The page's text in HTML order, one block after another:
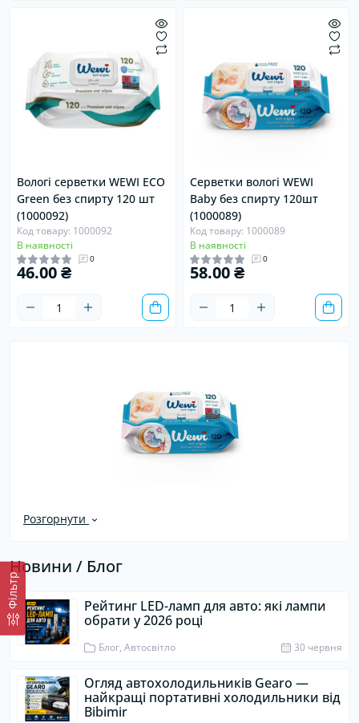
Фiльтр
Вологі серветки WEWI ECO
Green без спирту 120 шт
(1000092)
Код товару: 1000092
В наявності
0
46.00 ₴
Серветки вологі WEWI
Baby без спирту 120шт
(1000089)
Код товару: 1000089
В наявності
0
58.00 ₴
Розгорнути
Новини / Блог
Рейтинг LED-ламп для авто: які лампи
обрати у 2026 році
Блог, Автосвітло 30 червня
Огляд автохолодильників Gearo —
найкращі портативні холодильники від
Bibimir